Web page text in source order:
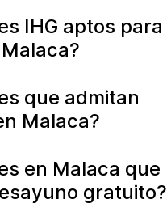
IHG aptos para
que admitan
Malaca?
en Malaca que
gratuito?